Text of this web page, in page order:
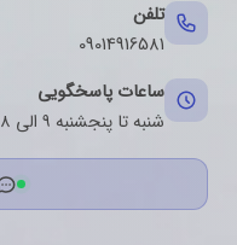
تلفن
09014916581
ساعات پاسخگویی
شنبه تا پنجشنبه ۹ الی ۱۸